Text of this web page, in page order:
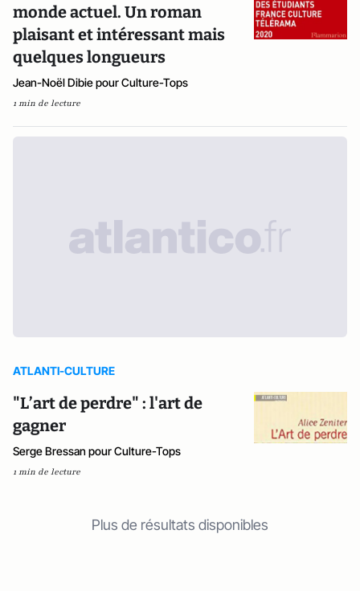
monde actuel. Un roman
plaisant et intéressant mais
quelques longueurs
Jean-Noël Dibie pour Culture-Tops
1 min de lecture
ATLANTI-CULTURE
"L’art de perdre" : l'art de
gagner
Serge Bressan pour Culture-Tops
1 min de lecture
Plus de résultats disponibles